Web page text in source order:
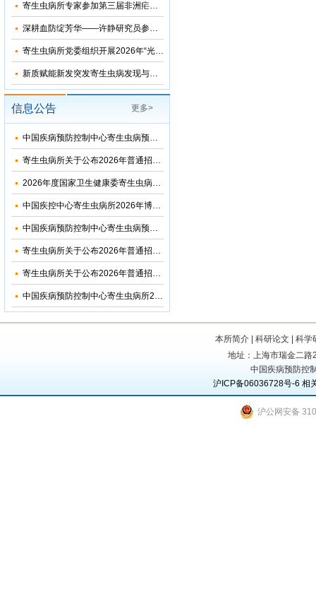
寄生虫病所专家参加第三届非洲疟疾消除国际研讨会并分享中国抗疟经验
深耕血防绽芳华——许静研究员参加2026年“我和我的疾控故事”宣讲会
寄生虫病所党委组织开展2026年“光荣在党50年”纪念章颁发仪式
新质赋能新发突发寄生虫病发现与科研能力提升培训班在苏州成功举办
信息公告 更多>
中国疾病预防控制中心寄生虫病预防控制所（国家热带病研究中心）2026年优秀大学生夏令营活动招收简章
寄生虫病所关于公布2026年普通招考博士考生调剂复试名单的通知
2026年度国家卫生健康委寄生虫病原与媒介生物学重点实验室开放课题申请通知
中国疾控中心寄生虫病所2026年博士研究生招生调剂信息公布
中国疾病预防控制中心寄生虫病预防控制所2026年部门预算
寄生虫病所关于公布2026年普通招考公共卫生博士考生复试名单的通知
寄生虫病所关于公布2026年普通招考学术学位博士考生复试名单的通知
中国疾病预防控制中心寄生虫病所2024年度部门决算
本所简介 科研论文
科学
地址：上海市瑞金二
中国疾病预防控
沪ICP备06036728号-6 相
沪公网安备